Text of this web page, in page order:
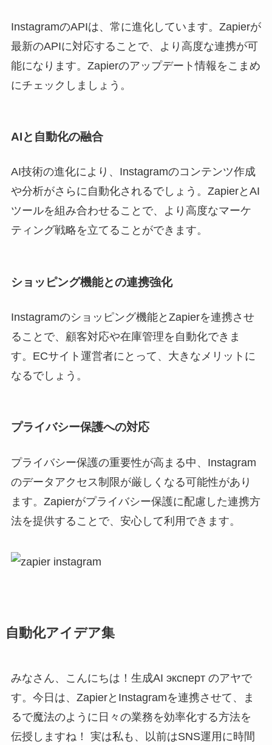
InstagramのAPIは、常に進化しています。Zapierが
最新のAPIに対応することで、より高度な連携が可
能になります。Zapierのアップデート情報をこまめ
にチェックしましょう。
AIと自動化の融合
AI技術の進化により、Instagramのコンテンツ作成
や分析がさらに自動化されるでしょう。ZapierとAI
ツールを組み合わせることで、より高度なマーケ
ティング戦略を立てることができます。
ショッピング機能との連携強化
Instagramのショッピング機能とZapierを連携させ
ることで、顧客対応や在庫管理を自動化できま
す。ECサイト運営者にとって、大きなメリットに
なるでしょう。
プライバシー保護への対応
プライバシー保護の重要性が高まる中、Instagram
のデータアクセス制限が厳しくなる可能性があり
ます。Zapierがプライバシー保護に配慮した連携方
法を提供することで、安心して利用できます。
自動化アイデア集
みなさん、こんにちは！生成AI эксперт のアヤで
す。今日は、ZapierとInstagramを連携させて、ま
るで魔法のように日々の業務を効率化する方法を
伝授しますね！ 実は私も、以前はSNS運用に時間